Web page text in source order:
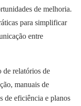
de melhoria.
para simplificar
entre
de relatórios de
manuais de
de eficiência e planos